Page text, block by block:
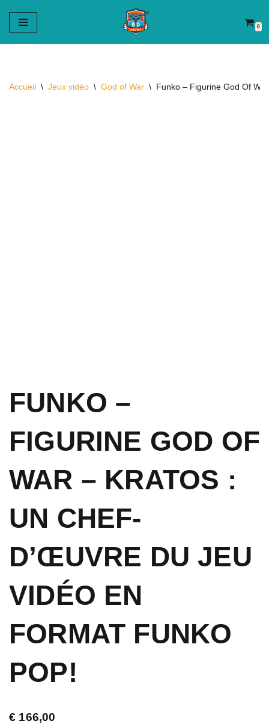
Aller
au
0
Accueil \ Jeux vidéo \ God of War \ Funko – Figurine God Of
FUNKO –
FIGURINE GOD OF
WAR – KRATOS :
UN CHEF-
D’ŒUVRE DU JEU
VIDÉO EN
FORMAT FUNKO
POP!
€ 166,00